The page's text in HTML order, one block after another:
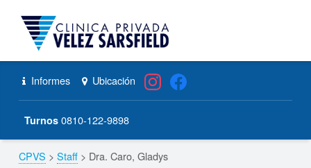
Dra. Caro, Gladys – CPVS
Primary Menu
Header info sidebar Informes Ubicación
Turnos 0810-122-9898
Breadcrumbs navigation
CPVS > Staff> Dra. Caro, Gladys